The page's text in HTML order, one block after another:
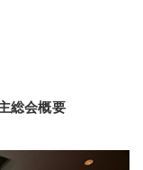
総会概要